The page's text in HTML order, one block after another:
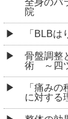
ジョギン
る理由と